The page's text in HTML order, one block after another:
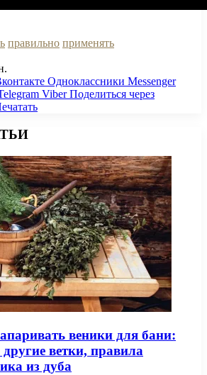
правильно применять
Одноклассники Messenger
Viber Поделиться через
веники для бани:
ветки, правила
из дуба